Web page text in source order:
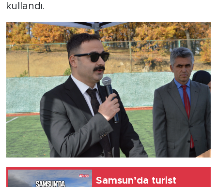
kullandı.
Samsun’da turist